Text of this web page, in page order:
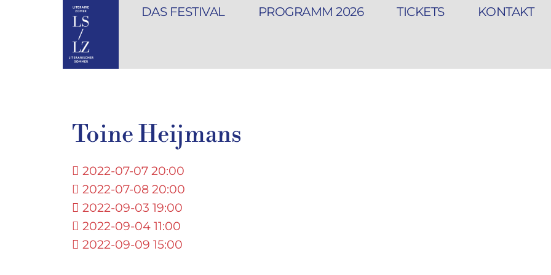
DAS FESTIVAL PROGRAMM 2026 TICKETS KONTAKT
Toine Heijmans
2022-07-07 20:00
2022-07-08 20:00
2022-09-03 19:00
2022-09-04 11:00
2022-09-09 15:00